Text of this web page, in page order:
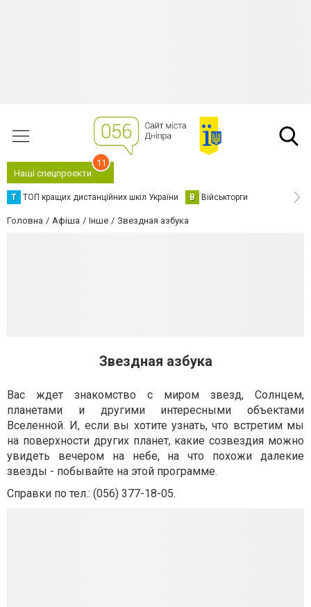
Наші спецпроєкти
11
Т ТОП кращих дистанційних шкіл України В Військторги
Головна Афіша Інше Звездная азбука
Звездная азбука
Вас ждет знакомство с миром звезд, Солнцем,
планетами и другими интересными объектами
Вселенной. И, если вы хотите узнать, что встретим мы
на поверхности других планет, какие созвездия можно
увидеть вечером на небе, на что похожи далекие
звезды - побывайте на этой программе.
Справки по тел.: (056) 377-18-05.